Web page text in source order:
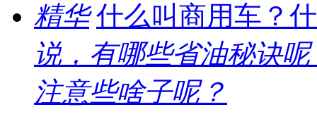
精华 什么叫商用车？
说，有哪些省油秘诀呢
注意些啥子呢？